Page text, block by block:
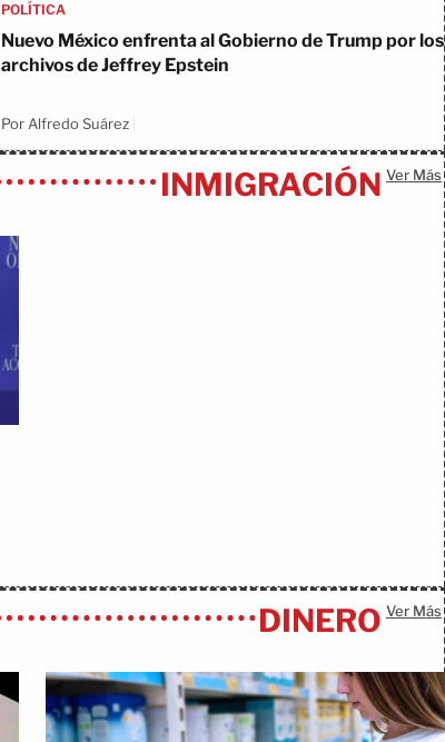
POLÍTICA
Nuevo México enfrenta al Gobierno de Trump por los
archivos de Jeffrey Epstein
Por Alfredo Suárez
INMIGRACIÓN Ver Más
DINERO Ver Más